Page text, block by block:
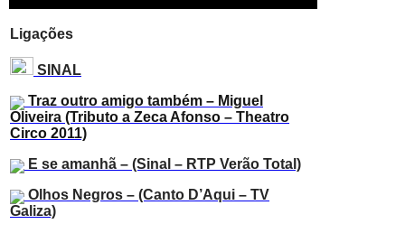
Ligações
S INAL
Traz outro amigo também – Miguel
Oliveira (Tributo a Zeca Afonso – Theatro
Circo 2011)
E se amanhã – (Sinal – RTP Verão Total)
Olhos Negros – (Canto D’Aqui – TV
Galiza)